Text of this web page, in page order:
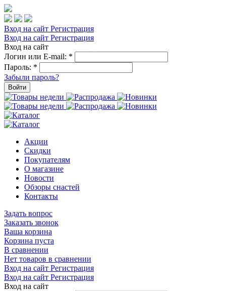
Вход на сайт Регистрация
Вход на сайт Регистрация
Вход на сайт
Логин или E-mail: *
Пароль: *
Забыли пароль?
Войти
Акции
Скидки
Покупателям
О магазине
Новости
Обзоры снастей
Контакты
Задать вопрос
Заказать звонок
Ваша корзина
Корзина пуста
В сравнении
Нет товаров в сравнении
Вход на сайт Регистрация
Вход на сайт Регистрация
Вход на сайт